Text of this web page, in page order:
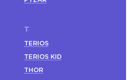
T
TERIOS
TERIOS KID
THOR